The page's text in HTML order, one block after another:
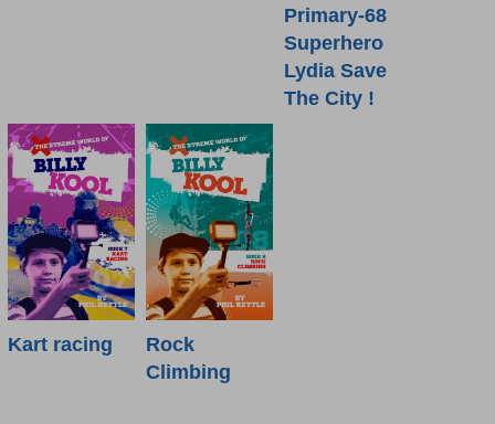
Primary-68
Superhero
Lydia Save
The City !
Kart racing
Rock
Climbing